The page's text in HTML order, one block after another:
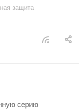
защита
серию